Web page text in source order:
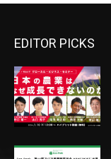
EDITOR PICKS